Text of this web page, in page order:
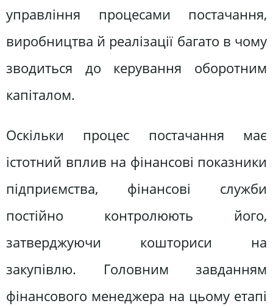
управління процесами постачання,
виробництва й реалізації багато в чому
зводиться до керування оборотним
капіталом.
Оскільки процес постачання має
істотний вплив на фінансові показники
підприємства, фінансові служби
постійно контролюють його,
затверджуючи кошториси на
закупівлю. Головним завданням
фінансового менеджера на цьому етапі